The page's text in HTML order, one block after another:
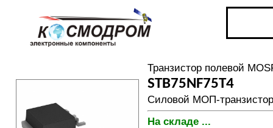
Транзистор полевой
STB75NF75T4
Силовой МОП-
На складе ...